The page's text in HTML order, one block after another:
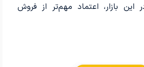
این بازار، اعتماد مهم‌تر از فروش